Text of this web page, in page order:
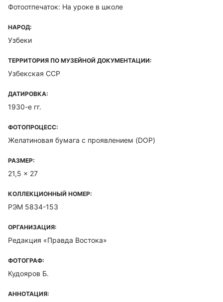
Фотоотпечаток: На уроке в школе
НАРОД:
Узбеки
ТЕРРИТОРИЯ ПО МУЗЕЙНОЙ ДОКУМЕНТАЦИИ:
Узбекская ССР
ДАТИРОВКА:
1930-е гг.
ФОТОПРОЦЕСС:
Желатиновая бумага с проявлением (DOP)
РАЗМЕР:
21,5 x 27
КОЛЛЕКЦИОННЫЙ НОМЕР:
РЭМ 5834-153
ОРГАНИЗАЦИЯ:
Редакция «Правда Востока»
ФОТОГРАФ:
Кудояров Б.
АННОТАЦИЯ: